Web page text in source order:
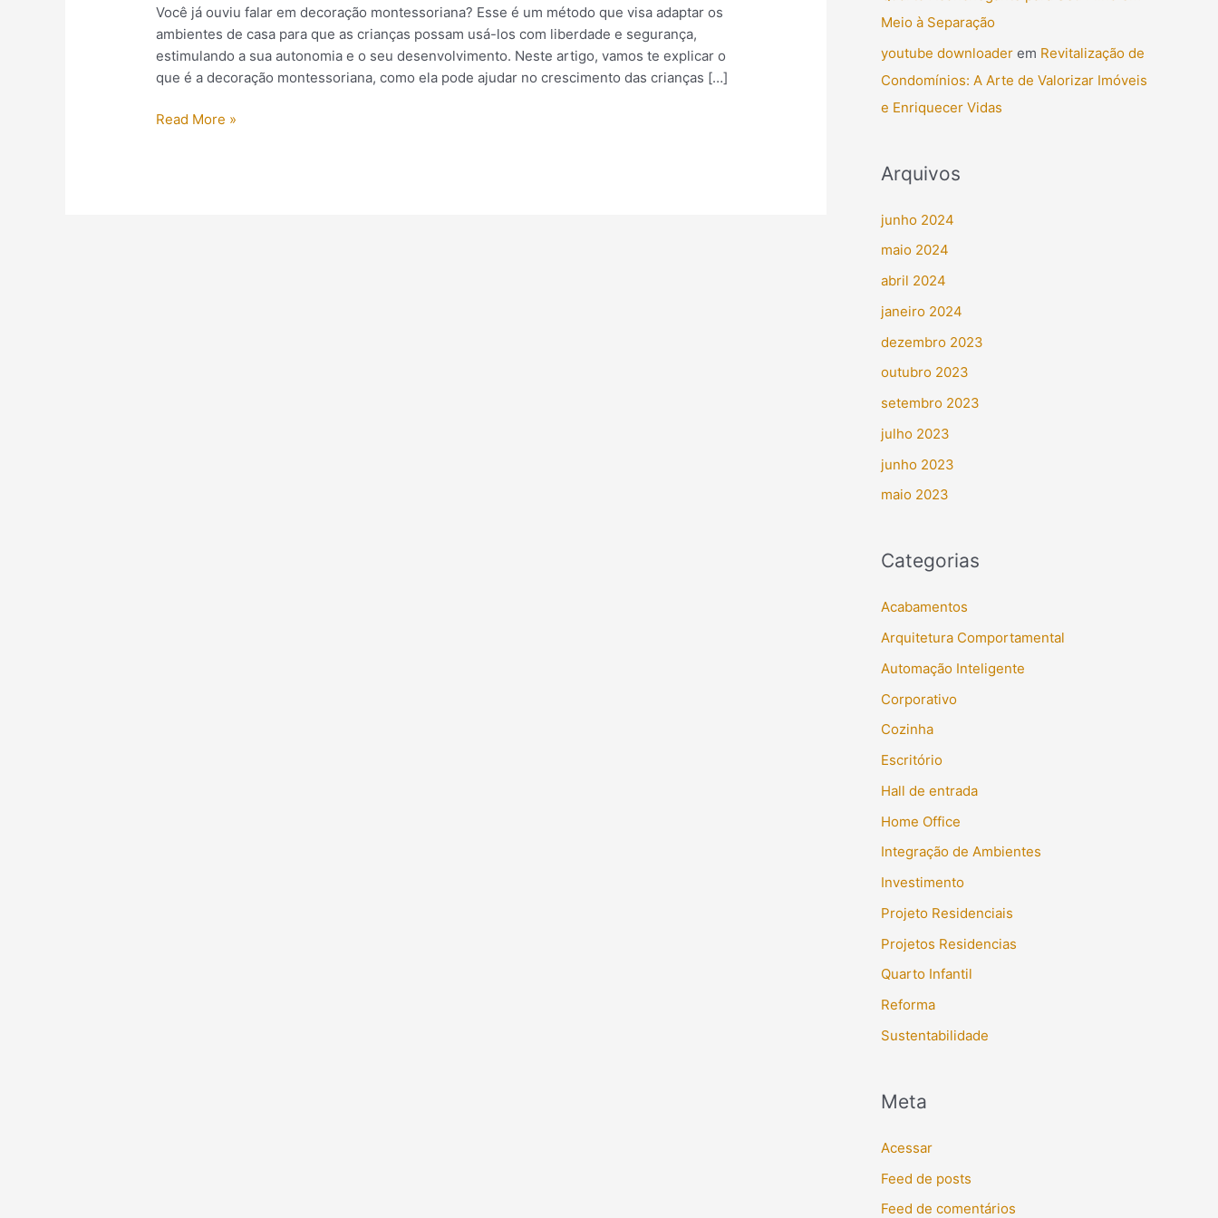
Você já ouviu falar em decoração montessoriana? Esse é um método que visa adaptar os
ambientes de casa para que as crianças possam usá-los com liberdade e segurança,
estimulando a sua autonomia e o seu desenvolvimento. Neste artigo, vamos te explicar o
que é a decoração montessoriana, como ela pode ajudar no crescimento das crianças […]
Read More »
Meio à Separação
youtube downloader em Revitalização de
Condomínios: A Arte de Valorizar Imóveis
e Enriquecer Vidas
Arquivos
junho 2024
maio 2024
abril 2024
janeiro 2024
dezembro 2023
outubro 2023
setembro 2023
julho 2023
junho 2023
maio 2023
Categorias
Acabamentos
Arquitetura Comportamental
Automação Inteligente
Corporativo
Cozinha
Escritório
Hall de entrada
Home Office
Integração de Ambientes
Investimento
Projeto Residenciais
Projetos Residencias
Quarto Infantil
Reforma
Sustentabilidade
Meta
Acessar
Feed de posts
Feed de comentários